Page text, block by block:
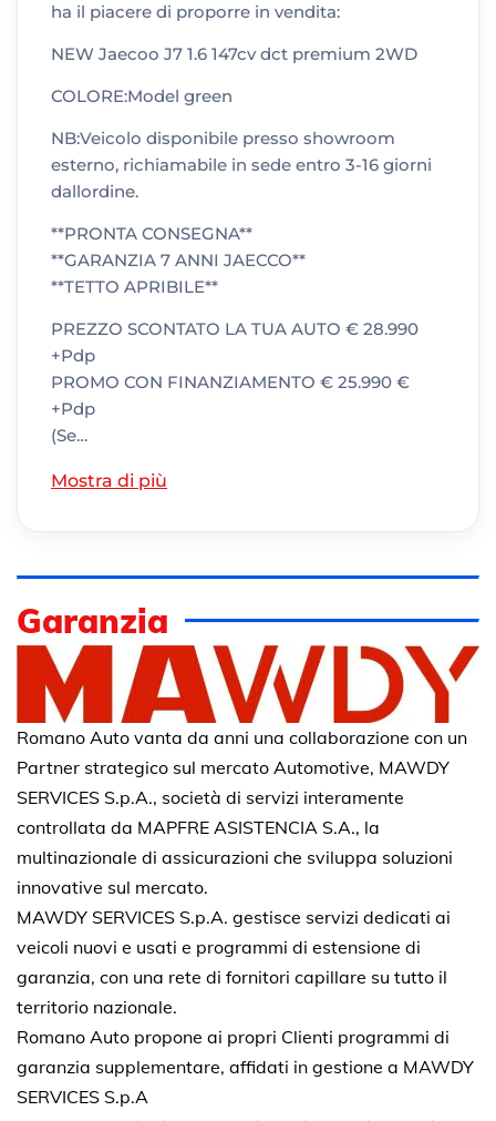
ha il piacere di proporre in vendita:
NEW Jaecoo J7 1.6 147cv dct premium 2WD
COLORE:Model green
NB:Veicolo disponibile presso showroom
esterno, richiamabile in sede entro 3-16 giorni
dallordine.
**PRONTA CONSEGNA**
**GARANZIA 7 ANNI JAECCO**
**TETTO APRIBILE**
PREZZO SCONTATO LA TUA AUTO € 28.990
+Pdp
PROMO CON FINANZIAMENTO € 25.990 €
+Pdp
(Se…
Mostra di più
Garanzia
Romano Auto vanta da anni una collaborazione con un
Partner strategico sul mercato Automotive, MAWDY
SERVICES S.p.A., società di servizi interamente
controllata da MAPFRE ASISTENCIA S.A., la
multinazionale di assicurazioni che sviluppa soluzioni
innovative sul mercato.
MAWDY SERVICES S.p.A. gestisce servizi dedicati ai
veicoli nuovi e usati e programmi di estensione di
garanzia, con una rete di fornitori capillare su tutto il
territorio nazionale.
Romano Auto propone ai propri Clienti programmi di
garanzia supplementare, affidati in gestione a MAWDY
SERVICES S.p.A